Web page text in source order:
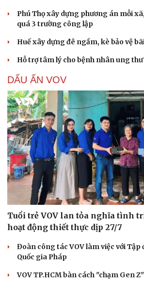
Du lịch
Tư vấn
Săn Tour
check-in
Podcast
Câu
Đọc
Cửa sổ
Kể
Hạt
Phú Thọ xây dựng phương án mỗi
quá 3 trường công lập
Huế xây dựng đê ngầm, kè bảo vệ
Hỗ trợ tâm lý cho bệnh nhân ung
DẤU ẤN VOV
Tuổi trẻ VOV lan tỏa nghĩa tình
hoạt động thiết thực dịp 27/7
Đoàn công tác VOV làm việc với
Quốc gia Pháp
VOV TP.HCM bàn cách "chạm Gen